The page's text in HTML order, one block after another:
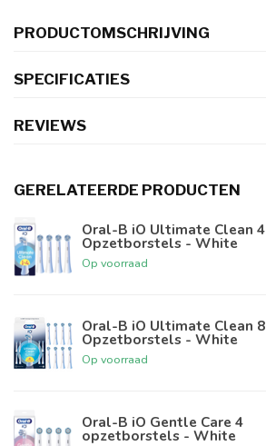
PRODUCTOMSCHRIJVING
SPECIFICATIES
REVIEWS
GERELATEERDE PRODUCTEN
Oral-B iO Ultimate Clean 4
Opzetborstels - White
Op voorraad
Oral-B iO Ultimate Clean 8
Opzetborstels - White
Op voorraad
Oral-B iO Gentle Care 4
opzetborstels - White